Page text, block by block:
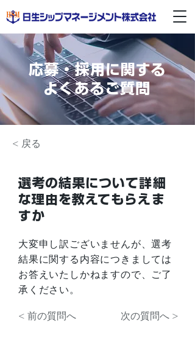
応募・採用に関する
よくあるご質問
< 戻る
選考の結果について詳細
な理由を教えてもらえま
すか
大変申し訳ございませんが、選考
結果に関する内容につきましては
お答えいたしかねますので、ご了
承ください。
< 前の質問へ 次の質問へ >